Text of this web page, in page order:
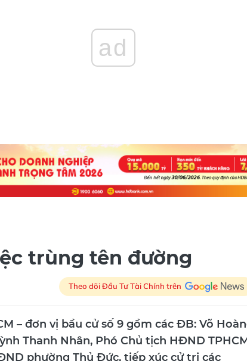
ad
trùng tên đường
Theo dõi Đầu Tư Tài Chính trên
– đơn vị bầu cử số 9 gồm các ĐB: Võ
Thanh Nhân, Phó Chủ tịch HĐND
phường Thủ Đức, tiếp xúc cử tri các